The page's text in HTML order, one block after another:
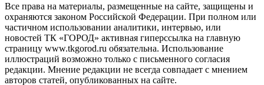
Все права на материалы, размещенные на сайте, защищены и
охраняются законом Российской Федерации. При полном или
частичном использовании аналитики, интервью, или
новостей ТК «ГОРОД» активная гиперссылка на главную
страницу www.tkgorod.ru обязательна. Использование
иллюстраций возможно только с письменного согласия
редакции. Мнение редакции не всегда совпадает с мнением
авторов статей, опубликованных на сайте.